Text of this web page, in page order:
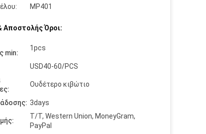
MP401
Αποστολής Όροι:
min:
1pcs
USD40-60/PCS
Ουδέτερο κιβώτιο
3days
T/T, Western Union, MoneyGram,
PayPal